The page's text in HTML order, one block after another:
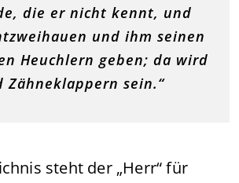
die er nicht kennt, und
und ihm seinen
Heuchlern geben; da wird
Zähneklappern sein.“
steht der „Herr“ für